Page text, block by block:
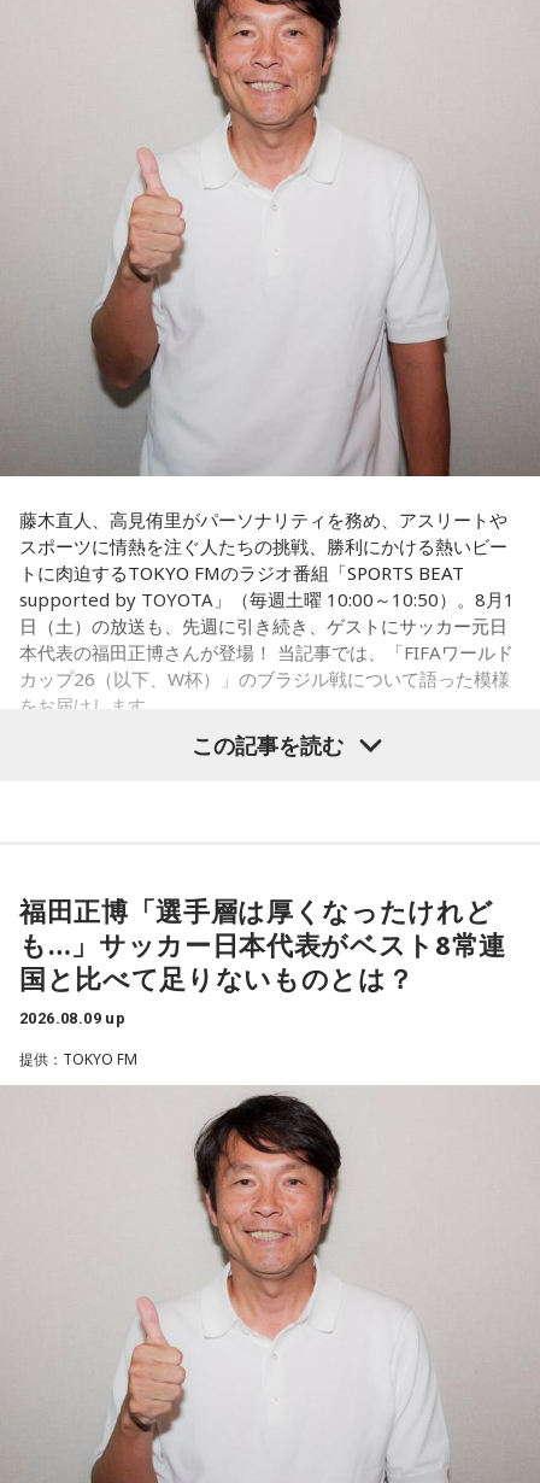
い続けた経験が、45周年記念シングル「露天の花」に込めた
「どんな環境でも花は咲く」「その場所で咲く花がある」と
いうメッセージにつながっていると話した。人生は何度でも
立ち上がれるという応援歌は、自身の歩みそのものでもある
さらに、趣味についてもトークを展開。愛犬と過ごす時間を
増やすために驚くべきあるものを購入したと言う。さて何を
購入したのか…？ 詳しくはradikoタイムフリーで！
藤木直人、高見侑里がパーソナリティを務め、アスリートや
スポーツに情熱を注ぐ人たちの挑戦、勝利にかける熱いビー
トに肉迫するTOKYO FMのラジオ番組「SPORTS BEAT
supported by TOYOTA」（毎週土曜 10:00～10:50）。8月1
日（土）の放送も、先週に引き続き、ゲストにサッカー元日
本代表の福田正博さんが登場！ 当記事では、「FIFAワールド
カップ26（以下、W杯）」のブラジル戦について語った模様
をお届けします。
輝き、Jリーグ通算228試合出場93得点を挙げ、日本代表では
45試合出場で9ゴールを記録するなど活躍を見せ、1993年に
はW杯アジア地区最終予選にも出場しました。2002年に現役
を引退した後は、サッカー解説者としてメディアでの活動の
活かしながら幅広く活動しています。
◆福田正博がW杯ブラジル戦を総括
藤木：ブラジル戦で、前半は佐野海舟選手の素晴らしいイン
ターセプトからのゴールがありましたし、前半の終了間際に
は日本がボールを持つ時間もありました。しかし、後半に入
ってからブラジルが戦略を変えてきて、日本が一方的に押し
込まれてしまった。試合のなかで具体的な戦術が打ち出せな
かったと考えると、（選手のなかに）もう少し具体的な戦略
を示す人、ブレーンが必要なのかなと素人目には思ってしま
うのですが……。
福田：そういう見方も当然ありますし、それができれば一番
いいと思うのですが、森保監督は帰国後の会見で「戦術は後
出しジャンケンだ」と言っていたんです。どういうことかと
いうと、自分たちが変えたら相手がまた変えてくる、それに
この記事を読む
福田正博「選手層は厚くなったけれど
も…」サッカー日本代表がベスト8常連
国と比べて足りないものとは？
2026.08.09 up
提供：TOKYO FM